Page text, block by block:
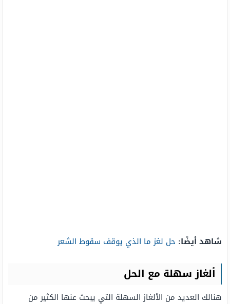
شاهد أيضًا: حل لغز ما الذي يوقف سقوط الشعر
ألغاز سهلة مع الحل
هنالك العديد من الألغاز السهلة التي يبحث عنها الكثير من